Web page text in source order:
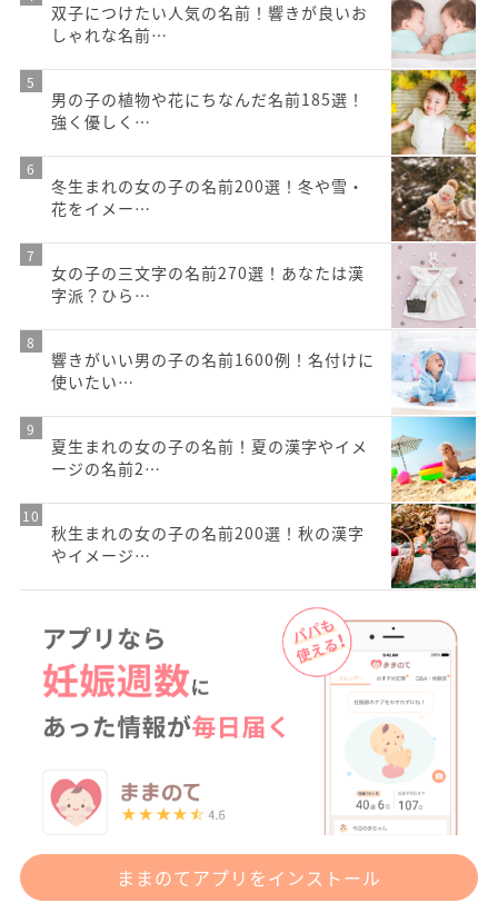
双子につけたい人気の名前！響きが良いお
しゃれな名前…
男の子の植物や花にちなんだ名前185選！
強く優しく…
冬生まれの女の子の名前200選！冬や雪・
花をイメー…
女の子の三文字の名前270選！あなたは漢
字派？ひら…
響きがいい男の子の名前1600例！名付けに
使いたい…
夏生まれの女の子の名前！夏の漢字やイメ
ージの名前2…
秋生まれの女の子の名前200選！秋の漢字
やイメージ…
ままのてアプリをインストール